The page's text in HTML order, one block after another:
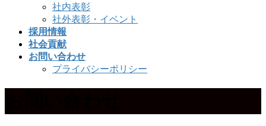
社内表彰
社外表彰・イベント
採用情報
社会貢献
お問い合わせ
プライバシーポリシー